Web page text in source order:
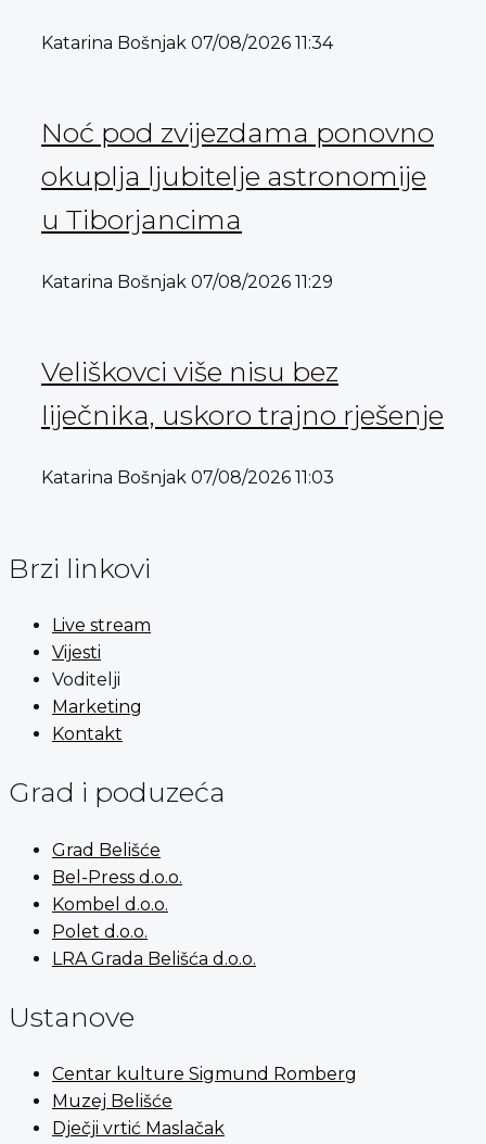
Katarina Bošnjak 07/08/2026 11:34
Noć pod zvijezdama ponovno
okuplja ljubitelje astronomije
u Tiborjancima
Katarina Bošnjak 07/08/2026 11:29
Veliškovci više nisu bez
liječnika, uskoro trajno rješenje
Katarina Bošnjak 07/08/2026 11:03
Brzi linkovi
Live stream
Vijesti
Voditelji
Marketing
Kontakt
Grad i poduzeća
Grad Belišće
Bel-Press d.o.o.
Kombel d.o.o.
Polet d.o.o.
LRA Grada Belišća d.o.o.
Ustanove
Centar kulture Sigmund Romberg
Muzej Belišće
Dječji vrtić Maslačak